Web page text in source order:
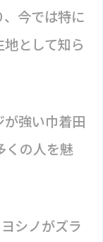
今では特に
として知ら
強い巾着田
の人を魅
シノがズラ